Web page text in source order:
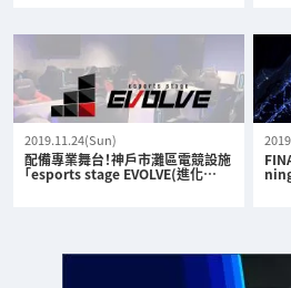
2019.11.24(Sun)
配備專業舞台！神戶市灘區電競設施
「esports stage EVOLVE(進化…